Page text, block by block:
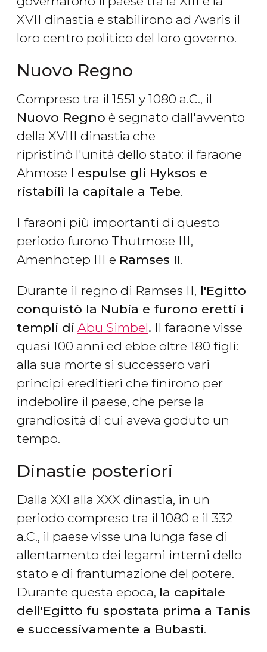
XVII dinastia e stabilirono ad Avaris il
loro centro politico del loro governo.
Nuovo Regno
Compreso tra il 1551 y 1080 a.C., il
Nuovo Regno è segnato dall'avvento
della XVIII dinastia che
ripristinò l'unità dello stato: il faraone
Ahmose I espulse gli Hyksos e
ristabilì la capitale a Tebe.
I faraoni più importanti di questo
periodo furono Thutmose III,
Amenhotep III e Ramses II.
Durante il regno di Ramses II, l'Egitto
conquistò la Nubia e furono eretti i
templi di Abu Simbel. Il faraone visse
quasi 100 anni ed ebbe oltre 180 figli:
alla sua morte si successero vari
principi ereditieri che finirono per
indebolire il paese, che perse la
grandiosità di cui aveva goduto un
tempo.
Dinastie posteriori
Dalla XXI alla XXX dinastia, in un
periodo compreso tra il 1080 e il 332
a.C., il paese visse una lunga fase di
allentamento dei legami interni dello
stato e di frantumazione del potere.
Durante questa epoca, la capitale
dell'Egitto fu spostata prima a Tanis
e successivamente a Bubasti.